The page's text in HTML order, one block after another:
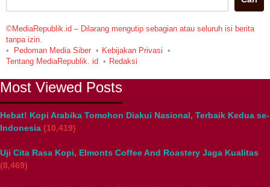
©MediaRepublik.id – Dilarang mengutip sebagian atau seluruh isi berita
tanpa izin.
Pedoman Media Siber
Kebijakan Privasi
Tentang MediaRepublik. id
Redaksi
Most Viewed Posts
Hebat! Kopi Arabika Tomohon Diakui Nasional, Terbaik Kedua se-
Indonesia (10,419)
Uji Cita Rasa Kopi, Elmonts Coffee And Roastery Jaga Kualitas
(8,469)